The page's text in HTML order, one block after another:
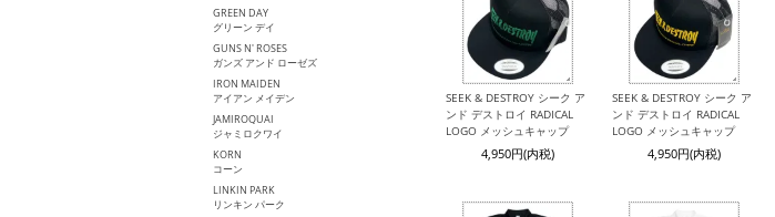
GREEN DAY
グリーン デイ
GUNS N' ROSES
ガンズ アンド ローゼズ
IRON MAIDEN
アイアン メイデン
JAMIROQUAI
ジャミロクワイ
KORN
コーン
LINKIN PARK
リンキン パーク
SEEK & DESTROY シーク ア
ンド デストロイ RADICAL
LOGO メッシュキャップ
4,950円(内税)
SEEK & DESTROY シーク ア
ンド デストロイ RADICAL
LOGO メッシュキャップ
4,950円(内税)